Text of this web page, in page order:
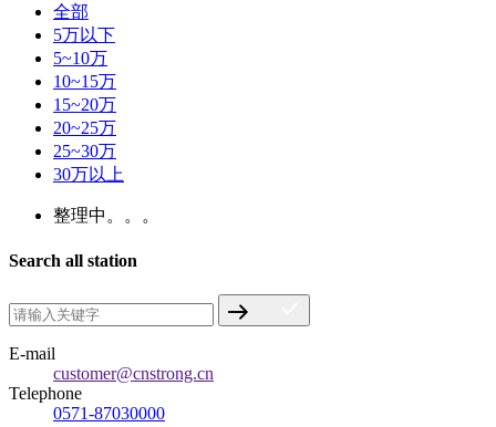
全部
5万以下
5~10万
10~15万
15~20万
20~25万
25~30万
30万以上
整理中。。。
Search all station
E-mail
customer@cnstrong.cn
Telephone
0571-87030000